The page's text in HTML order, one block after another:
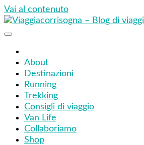
Vai al contenuto
About
Destinazioni
Running
Trekking
Consigli di viaggio
Van Life
Collaboriamo
Shop